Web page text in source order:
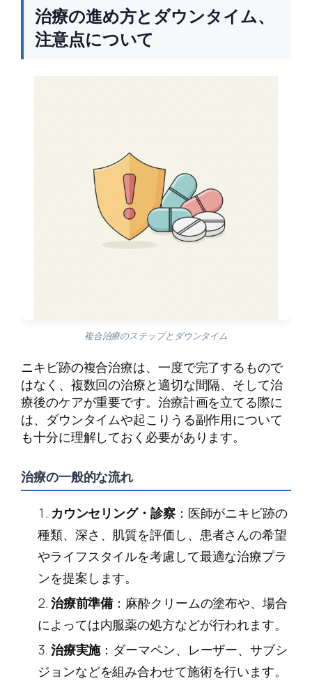
治療の進め方とダウンタイム、
注意点について
複合治療のステップとダウンタイム
ニキビ跡の複合治療は、一度で完了するもので
はなく、複数回の治療と適切な間隔、そして治
療後のケアが重要です。治療計画を立てる際に
は、ダウンタイムや起こりうる副作用について
も十分に理解しておく必要があります。
治療の一般的な流れ
カウンセリング・診察：医師がニキビ跡の
種類、深さ、肌質を評価し、患者さんの希望
やライフスタイルを考慮して最適な治療プラ
ンを提案します。
治療前準備：麻酔クリームの塗布や、場合
によっては内服薬の処方などが行われます。
治療実施：ダーマペン、レーザー、サブシ
ジョンなどを組み合わせて施術を行います。